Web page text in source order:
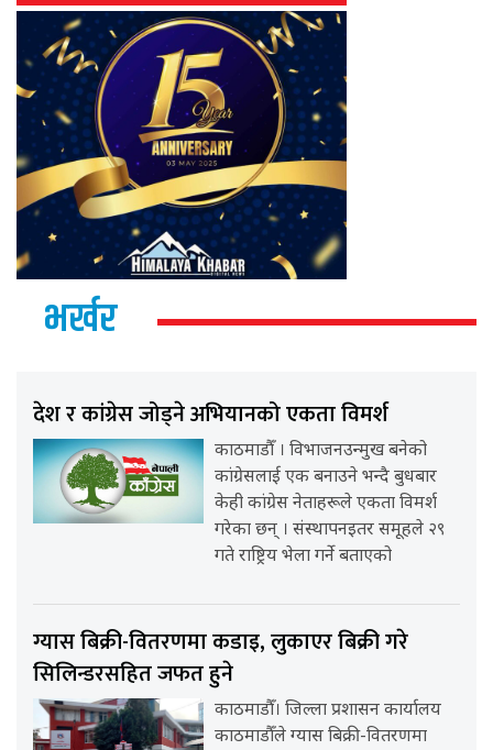
भर्खर
देश र कांग्रेस जोड्ने अभियानको एकता विमर्श
काठमाडौँ । विभाजनउन्मुख बनेको
कांग्रेसलाई एक बनाउने भन्दै बुधबार
केही कांग्रेस नेताहरूले एकता विमर्श
गरेका छन् । संस्थापनइतर समूहले २९
गते राष्ट्रिय भेला गर्ने बताएको
ग्यास बिक्री-वितरणमा कडाइ, लुकाएर बिक्री गरे
सिलिन्डरसहित जफत हुने
काठमाडौँ। जिल्ला प्रशासन कार्यालय
काठमाडौँले ग्यास बिक्री-वितरणमा